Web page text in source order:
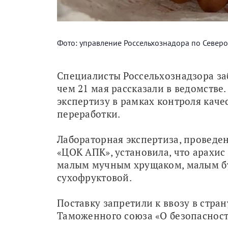
Фото: управление Россельхознадора по
Специалисты Россельхознадзора
чем 21 мая рассказали в
экспертизу в рамках контроля
переработки.
Лабораторная экспертиза,
«ЦОК АПК», установила, что
малым мучным хрущаком, малым
сухофруктовой.
Поставку запретили к ввозу в
Таможенного союза «О